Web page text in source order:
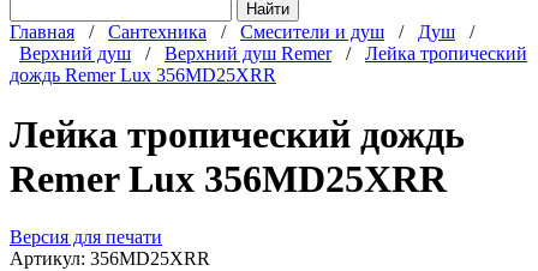
Главная / Сантехника / Смесители и душ / Душ /
Верхний душ / Верхний душ Remer/ Лейка тропический
дождь Remer Lux 356MD25XRR
Лейка тропический дождь
Remer Lux 356MD25XRR
Версия для печати
Артикул: 356MD25XRR